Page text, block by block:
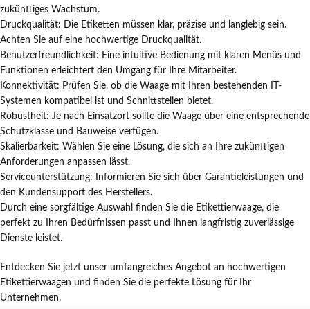
zukünftiges Wachstum.
Druckqualität: Die Etiketten müssen klar, präzise und langlebig sein.
Achten Sie auf eine hochwertige Druckqualität.
Benutzerfreundlichkeit: Eine intuitive Bedienung mit klaren Menüs und
Funktionen erleichtert den Umgang für Ihre Mitarbeiter.
Konnektivität: Prüfen Sie, ob die Waage mit Ihren bestehenden IT-
Systemen kompatibel ist und Schnittstellen bietet.
Robustheit: Je nach Einsatzort sollte die Waage über eine entsprechende
Schutzklasse und Bauweise verfügen.
Skalierbarkeit: Wählen Sie eine Lösung, die sich an Ihre zukünftigen
Anforderungen anpassen lässt.
Serviceunterstützung: Informieren Sie sich über Garantieleistungen und
den Kundensupport des Herstellers.
Durch eine sorgfältige Auswahl finden Sie die Etikettierwaage, die
perfekt zu Ihren Bedürfnissen passt und Ihnen langfristig zuverlässige
Dienste leistet.
Entdecken Sie jetzt unser umfangreiches Angebot an hochwertigen
Etikettierwaagen und finden Sie die perfekte Lösung für Ihr
Unternehmen.